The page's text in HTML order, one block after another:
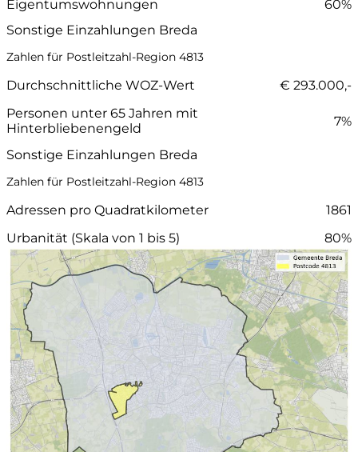
Eigentumswohnungen
60%
Sonstige Einzahlungen Breda
Zahlen für Postleitzahl-Region 4813
Durchschnittliche WOZ-Wert
€ 293.000,-
Personen unter 65 Jahren mit
Hinterbliebenengeld
7%
Sonstige Einzahlungen Breda
Zahlen für Postleitzahl-Region 4813
Adressen pro Quadratkilometer
1861
Urbanität (Skala von 1 bis 5)
80%